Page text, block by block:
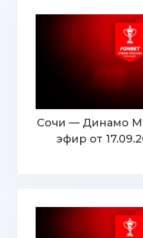
Сочи — Динамо
эфир от